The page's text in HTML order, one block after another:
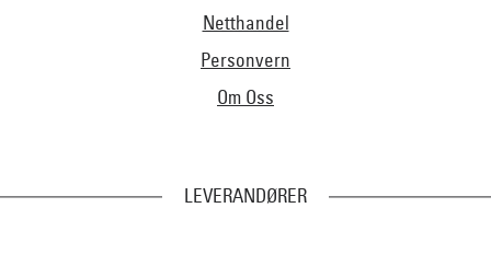
Netthandel
Personvern
Om Oss
LEVERANDØRER